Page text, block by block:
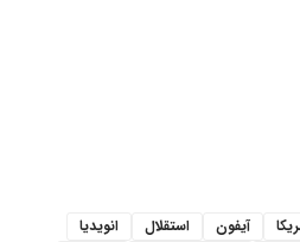
آیفون استقلال
انویدیا